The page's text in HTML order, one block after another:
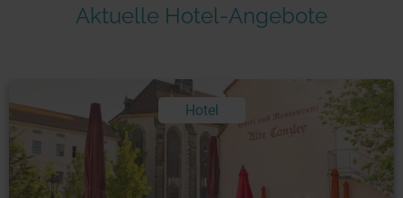
Aktuelle Hotel-Angebote
Hotel